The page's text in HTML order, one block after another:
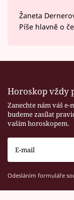
Žaneta
Píše hlavně o
Horoskop vždy
Zanechte nám váš e-
budeme zasílat
vaším horoskopem.
Odesláním formuláře